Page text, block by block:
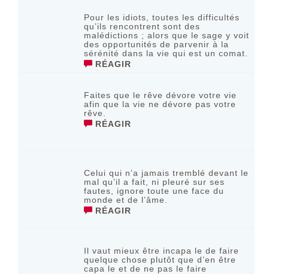
Pour les idiots, toutes les difficultés
qu’ils rencontrent sont des
malédictions ; alors que le sage y voit
des opportunités de parvenir à la
sérénité dans la vie qui est un comat.
RÉAGIR
Faites que le rêve dévore votre vie
afin que la vie ne dévore pas votre
rêve.
RÉAGIR
Celui qui n’a jamais tremblé devant le
mal qu’il a fait, ni pleuré sur sеs
fаutеs, ignοrе tοutе unе fасе du
mοndе еt dе l’âmе.
RÉAGIR
Il vaut mieux être incapa le de faire
quelque chose plutôt que d’en être
capa le et de ne pas le faire